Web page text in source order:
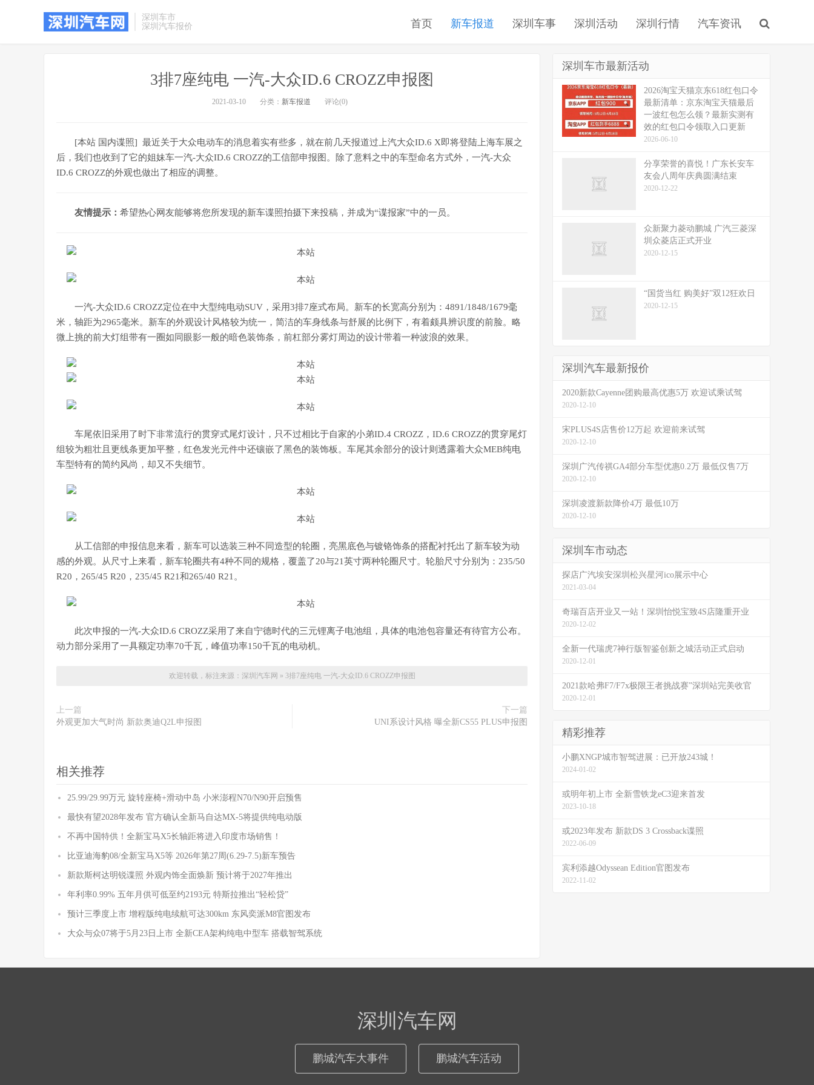
深圳车市
深圳汽车报价
首页 新车报道 深圳车事 深圳活动 深圳行情 汽车资讯
3排7座纯电 一汽-大众ID.6 CROZZ申报图
2021-03-10 分类： 新车报道 评论(0)
[本站 国内谍照] 最近关于大众电动车的消息着实有些多，就在前几天报道过上汽大众ID.6 X即将登陆上海车展之
后，我们也收到了它的姐妹车一汽-大众ID.6 CROZZ的工信部申报图。除了意料之中的车型命名方式外，一汽-大众
ID.6 CROZZ的外观也做出了相应的调整。
友情提示： 希望热心网友能够将您所发现的新车谍照拍摄下来投稿，并成为“谍报家”中的一员。
一汽-大众ID.6 CROZZ定位在中大型纯电动SUV，采用3排7座式布局。新车的长宽高分别为：4891/1848/1679毫
米，轴距为2965毫米。新车的外观设计风格较为统一，简洁的车身线条与舒展的比例下，有着颇具辨识度的前脸。略
微上挑的前大灯组带有一圈如同眼影一般的暗色装饰条，前杠部分雾灯周边的设计带着一种波浪的效果。
车尾依旧采用了时下非常流行的贯穿式尾灯设计，只不过相比于自家的小弟ID.4 CROZZ，ID.6 CROZZ的贯穿尾灯
组较为粗壮且更线条更加平整，红色发光元件中还镶嵌了黑色的装饰板。车尾其余部分的设计则透露着大众MEB纯电
车型特有的简约风尚，却又不失细节。
从工信部的申报信息来看，新车可以选装三种不同造型的轮圈，亮黑底色与镀铬饰条的搭配衬托出了新车较为动
感的外观。从尺寸上来看，新车轮圈共有4种不同的规格，覆盖了20与21英寸两种轮圈尺寸。轮胎尺寸分别为：235/50
R20，265/45 R20，235/45 R21和265/40 R21。
此次申报的一汽-大众ID.6 CROZZ采用了来自宁德时代的三元锂离子电池组，具体的电池包容量还有待官方公布。
动力部分采用了一具额定功率70千瓦，峰值功率150千瓦的电动机。
欢迎转载，标注来源： 深圳汽车网 » 3排7座纯电 一汽-大众ID.6 CROZZ申报图
上一篇
外观更加大气时尚 新款奥迪Q2L申报图
下一篇
UNI系设计风格 曝全新CS55 PLUS申报图
相关推荐
25.99/29.99万元 旋转座椅+滑动中岛 小米澎程N70/N90开启预售
最快有望2028年发布 官方确认全新马自达MX-5将提供纯电动版
不再中国特供！全新宝马X5长轴距将进入印度市场销售！
比亚迪海豹08/全新宝马X5等 2026年第27周(6.29-7.5)新车预告
新款斯柯达明锐谍照 外观内饰全面焕新 预计将于2027年推出
年利率0.99% 五年月供可低至约2193元 特斯拉推出“轻松贷”
预计三季度上市 增程版纯电续航可达300km 东风奕派M8官图发布
大众与众07将于5月23日上市 全新CEA架构纯电中型车 搭载智驾系统
深圳车市最新活动
2026淘宝天猫京东618红包口令
最新清单：京东淘宝天猫最后
一波红包怎么领？最新实测有
效的红包口令领取入口更新
2026-06-10
分享荣誉的喜悦！广东长安车
友会八周年庆典圆满结束
2020-12-22
众新聚力菱动鹏城 广汽三菱深
圳众菱店正式开业
2020-12-15
“国货当红 购美好”双12狂欢日
2020-12-15
深圳汽车最新报价
2020新款Cayenne团购最高优惠5万 欢迎试乘试驾
2020-12-10
宋PLUS4S店售价12万起 欢迎前来试驾
2020-12-10
深圳广汽传祺GA4部分车型优惠0.2万 最低仅售7万
2020-12-10
深圳凌渡新款降价4万 最低10万
2020-12-10
深圳车市动态
探店广汽埃安深圳松兴星河ico展示中心
2021-03-04
奇瑞百店开业又一站！深圳怡悦宝致4S店隆重开业
2020-12-02
全新一代瑞虎7神行版智鉴创新之城活动正式启动
2020-12-01
2021款哈弗F7/F7x极限王者挑战赛”深圳站完美收官
2020-12-01
精彩推荐
小鹏XNGP城市智驾进展：已开放243城！
2024-01-02
或明年初上市 全新雪铁龙eC3迎来首发
2023-10-18
或2023年发布 新款DS 3 Crossback谍照
2022-06-09
宾利添越Odyssean Edition官图发布
2022-11-02
深圳汽车网
鹏城汽车大事件 鹏城汽车活动